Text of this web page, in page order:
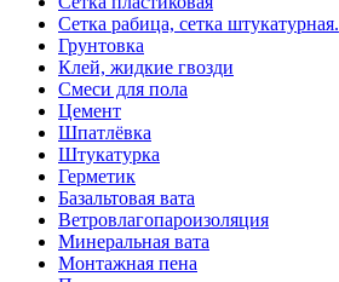
Сетка рабица, сетка штукатурная.
Грунтовка
Клей, жидкие гвозди
Смеси для пола
Цемент
Шпатлёвка
Штукатурка
Герметик
Базальтовая вата
Ветровлагопароизоляция
Минеральная вата
Монтажная пена